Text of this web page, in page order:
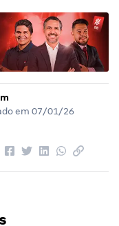
em 07/01/26